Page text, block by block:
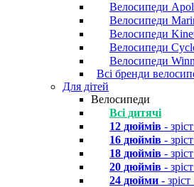
Велосипеди
Велосипеди
Велосипеди
Велосипеди
Велосипеди
Всі бренди
Для дітей
Велосипеди
Всі дитячі
12 дюймів -
16 дюймів -
18 дюймів -
20 дюймів -
24 дюйми -